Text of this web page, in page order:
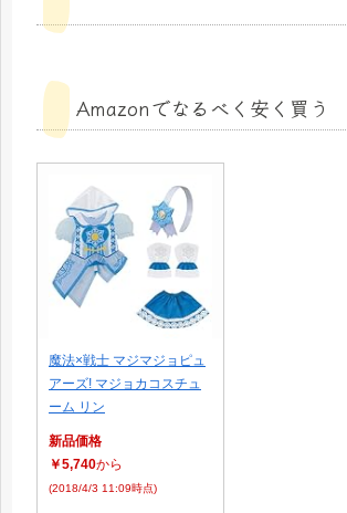
Amazonでなるべく安く買う
魔法×戦士 マジマジョピュ
アーズ! マジョカコスチュ
ーム リン
新品価格
￥5,740から
(2018/4/3 11:09時点)